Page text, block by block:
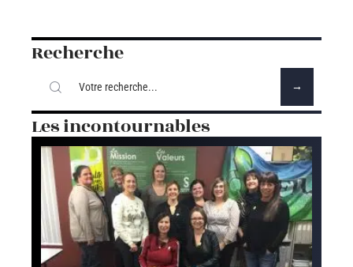
Recherche
Les incontournables